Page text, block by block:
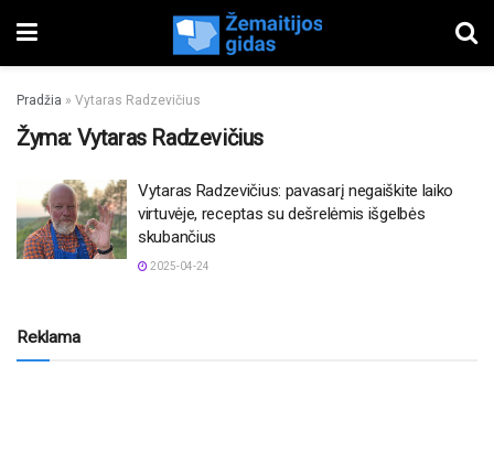
Pradžia » Vytaras Radzevičius
Žyma: Vytaras Radzevičius
Vytaras Radzevičius: pavasarį negaiškite laiko
virtuvėje, receptas su dešrelėmis išgelbės
skubančius
2025-04-24
Reklama